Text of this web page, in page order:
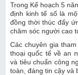
Trong Kế hoạch 5
định kinh tế số là
đồng thời thúc đẩy
chăm sóc người cao
Các chuyên gia
thoại quốc tế về an
và tiêu chuẩn công
toàn, đáng tin cậy và